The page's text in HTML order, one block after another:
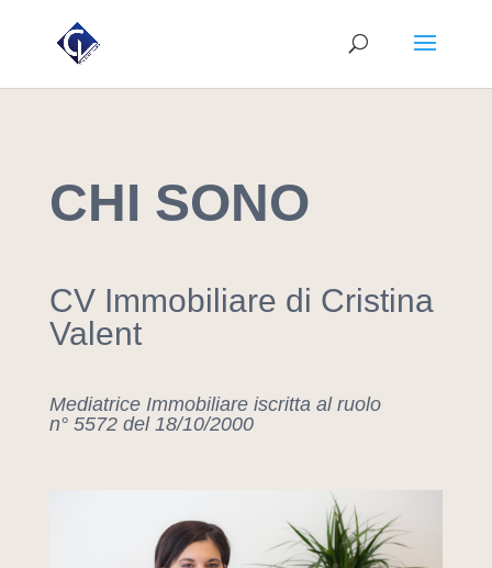
CHI SONO
CV Immobiliare di Cristina
Valent
Mediatrice Immobiliare iscritta al ruolo
n° 5572 del 18/10/2000